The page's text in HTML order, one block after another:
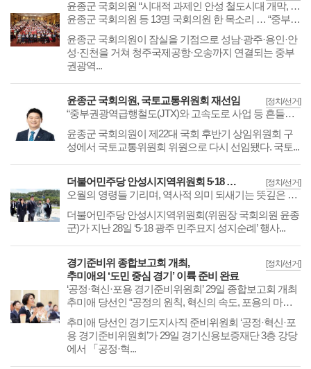
윤종군 국회의원 “시대적 과제인 안성 철도시대 개막, 반드시 이뤄낼 것”
윤종군 국회의원 등 13명 국회의원 한 목소리 … “중부권 발전 위해 JTX 조속 추진해야”
​​​​​​​윤종군 국회의원이 잠실을 기점으로 성남·광주·용인·안
성·진천을 거쳐 청주국제공항·오송까지 연결되는 중부
권광역...
[정치/선거]
윤종군 국회의원, 국토교통위원회 재선임
“중부권광역급행철도(JTX)와 고속도로 사업 등 흔들림 없이 완성시키겠다”
​​​​​​​윤종군 국회의원이 제22대 국회 후반기 상임위원회 구
성에서 국토교통위원회 위원으로 다시 선임됐다. 국토...
[정치/선거]
더불어민주당 안성시지역위원회 5·18 광주 민주묘지 성지순례
오월의 영령들 기리며, 역사적 의미 되새기는 뜻깊은 시간 가져
​​​​​​​더불어민주당 안성시지역위원회(위원장 국회의원 윤종
군)가 지난 28일 ‘5·18 광주 민주묘지 성지순례’ 행사...
[정치/선거]
경기준비위 종합보고회 개최,
추미애의 ‘도민 중심 경기’ 이륙 준비 완료
‘공정·혁신·포용 경기준비위원회’ 29일 종합보고회 개최
추미애 당선인 “공정의 원칙, 혁신의 속도, 포용의 마음으로 도민 지킬 것”
추미애 당선인 경기도지사직 준비위원회 ‘공정·혁신·포
용 경기준비위원회’가 29일 경기신용보증재단 3층 강당
에서 「공정·혁...